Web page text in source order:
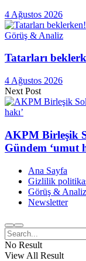
4 Ağustos 2026
Görüş & Analiz
Tatarları
4 Ağustos 2026
Next Post
AKPM Birleşik
Gündem ‘umut
Ana Sayfa
Gizlilik
Görüş &
Newsletter
No Result
View All Result